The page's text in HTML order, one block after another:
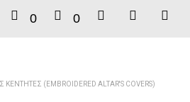
0 0
(EMBROIDERED ALTAR'S COVERS)